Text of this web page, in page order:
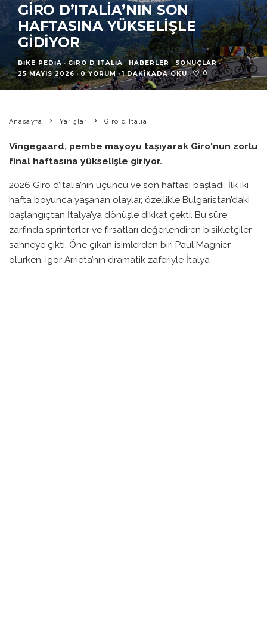
GIRO D’ITALIA’NIN SON
HAFTASINA YÜKSELIŞLE
GIDIYOR
BIKE PEDIA · GIRO D ITALIA HABERLER SONUÇLAR ·
25 MAYIS 2026 · 0 YORUM · 1 DAKIKADA OKU · 0
Anasayfa Yarışlar Giro d Italia
Vingegaard, pembe mayoyu taşıyarak Giro'nun zorlu
final haftasına yükselişle giriyor.
2026 Giro d’Italia’nın üçüncü ve son haftası başladı. İlk iki
hafta boyunca yaşanan olaylar, özellikle Bulgaristan’daki
başlangıçtan İtalya’ya dönüşle dikkat çekti. Bu süre
zarfında sprinterler ve fırsatları değerlendiren bisikletçiler
sahneye çıktı. Öne çıkan isimlerden biri Paul Magnier
olurken, Igor Arrieta’nın dramatik zaferiyle İtalya